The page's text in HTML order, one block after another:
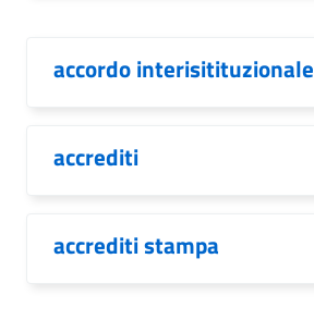
accordo interisitituzionale
accrediti
accrediti stampa